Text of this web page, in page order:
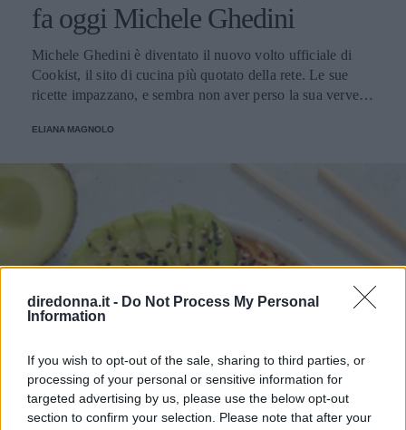
diredonna.it - Do Not Process My Personal
Information
If you wish to opt-out of the sale, sharing to third parties, or
processing of your personal or sensitive information for
targeted advertising by us, please use the below opt-out
section to confirm your selection. Please note that after your
fa oggi Michele Ghedini
Michele Ghedini è diventato il nuovo volto ufficiale di
Cookist, il sito di cucina più quotato della rete. Le sue
ricette impazzano, e sembra non aver perso la sua verve
veramente stupendo.
ELIANA MAGNOLO